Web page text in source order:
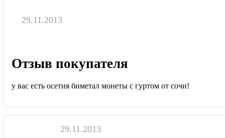
29.11.2013
Отзыв покупателя
у вас есть осетия биметал монеты с гуртом от сочи!
29.11.2013